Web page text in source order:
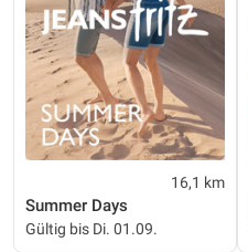
16,1 km
Summer Days
Gültig bis Di. 01.09.